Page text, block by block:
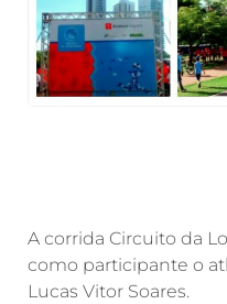
A corrida Circuito da
como participante o
Lucas Vitor Soares.